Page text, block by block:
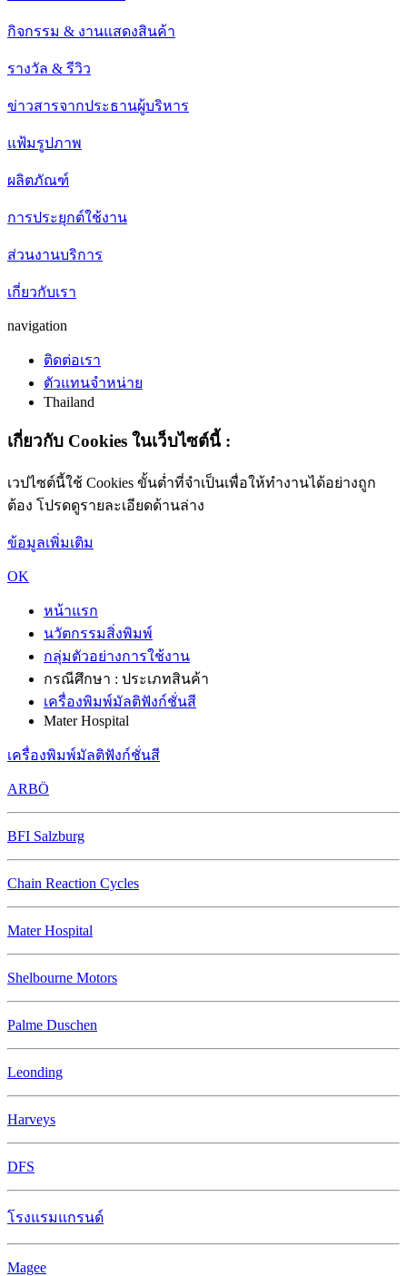
กิจกรรม & งานแสดงสินค้า
รางวัล & รีวิว
ข่าวสารจากประธานผู้บริหาร
แฟ้มรูปภาพ
ผลิตภัณฑ์
การประยุกต์ใช้งาน
ส่วนงานบริการ
เกี่ยวกับเรา
navigation
ติดต่อเรา
ตัวแทนจำหน่าย
Thailand
เกี่ยวกับ Cookies ในเว็บไซต์นี้ :
เวปไซต์นี้ใช้ Cookies ขั้นต่ำที่จำเป็นเพื่อให้ทำงานได้อย่างถูก
ต้อง โปรดดูรายละเอียดด้านล่าง
ข้อมูลเพิ่มเติม
OK
หน้าแรก
นวัตกรรมสิ่งพิมพ์
กลุ่มตัวอย่างการใช้งาน
กรณีศึกษา : ประเภทสินค้า
เครื่องพิมพ์มัลติฟังก์ชั่นสี
Mater Hospital
เครื่องพิมพ์มัลติฟังก์ชั่นสี
ARBÖ
BFI Salzburg
Chain Reaction Cycles
Mater Hospital
Shelbourne Motors
Palme Duschen
Leonding
Harveys
DFS
โรงแรมแกรนด์
Magee